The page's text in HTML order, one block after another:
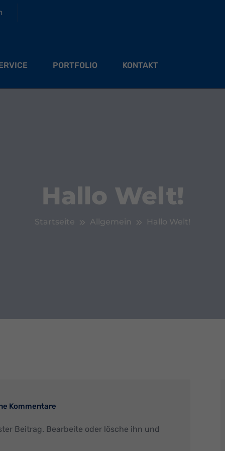
PORTFOLIO KONTAKT
Hallo Welt!
Startseite Allgemein Hallo Welt!
Kommentare
Beitrag. Bearbeite oder lösche ihn und